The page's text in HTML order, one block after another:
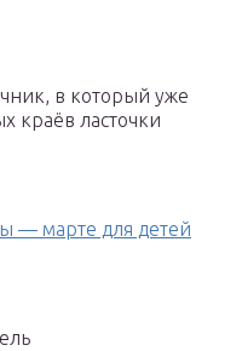
в который уже
краёв ласточки
— марте для детей